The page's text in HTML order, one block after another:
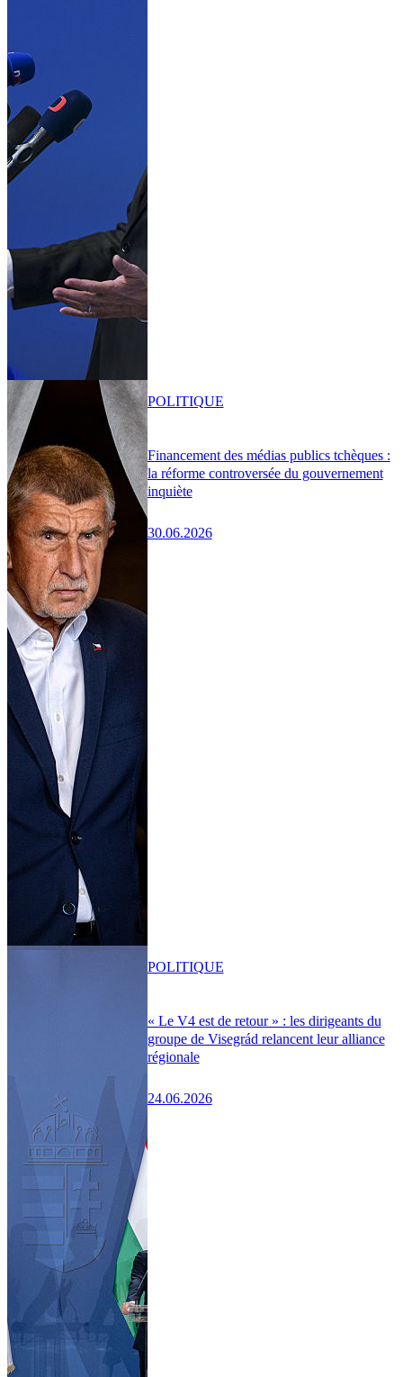
Financement des médias publics tchèques :
la réforme controversée du gouvernement
inquiète
30.06.2026
POLITIQUE
« Le V4 est de retour » : les dirigeants du
groupe de Visegrád relancent leur alliance
régionale
24.06.2026
POLITIQUE